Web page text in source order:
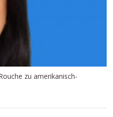
zu amerikanisch-